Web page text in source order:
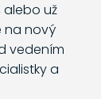
alebo už
na nový
vedením
a